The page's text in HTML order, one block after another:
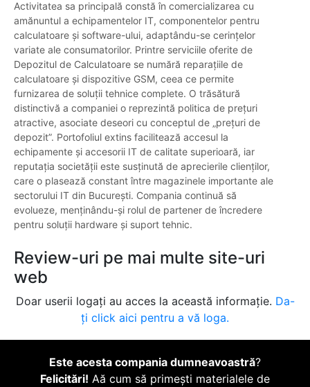
Activitatea sa principală constă în comercializarea cu
amănuntul a echipamentelor IT, componentelor pentru
calculatoare și software-ului, adaptându-se cerințelor
variate ale consumatorilor. Printre serviciile oferite de
Depozitul de Calculatoare se numără reparațiile de
calculatoare și dispozitive GSM, ceea ce permite
furnizarea de soluții tehnice complete. O trăsătură
distinctivă a companiei o reprezintă politica de prețuri
atractive, asociate deseori cu conceptul de „prețuri de
depozit”. Portofoliul extins facilitează accesul la
echipamente și accesorii IT de calitate superioară, iar
reputația societății este susținută de aprecierile clienților,
care o plasează constant între magazinele importante ale
sectorului IT din București. Compania continuă să
evolueze, menținându-și rolul de partener de încredere
pentru soluții hardware și suport tehnic.
Review-uri pe mai multe site-uri
web
Doar userii logați au acces la această informație. Da-
ți click aici pentru a vă loga.
Este acesta compania dumneavoastră?
Felicitări! Aă cum să primești materialele de